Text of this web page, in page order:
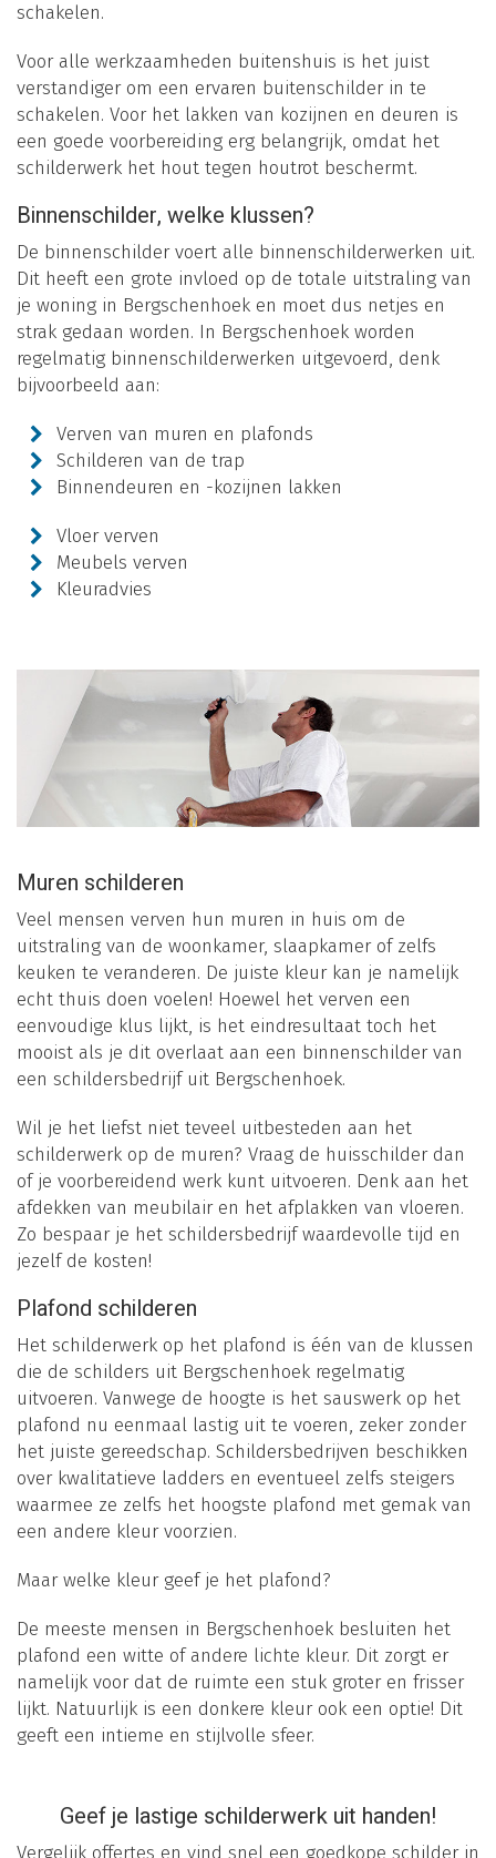
schakelen.
Voor alle werkzaamheden buitenshuis is het juist
verstandiger om een ervaren buitenschilder in te
schakelen. Voor het lakken van kozijnen en deuren is
een goede voorbereiding erg belangrijk, omdat het
schilderwerk het hout tegen houtrot beschermt.
Binnenschilder, welke klussen?
De binnenschilder voert alle binnenschilderwerken uit.
Dit heeft een grote invloed op de totale uitstraling van
je woning in Bergschenhoek en moet dus netjes en
strak gedaan worden. In Bergschenhoek worden
regelmatig binnenschilderwerken uitgevoerd, denk
bijvoorbeeld aan:
Verven van muren en plafonds
Schilderen van de trap
Binnendeuren en -kozijnen lakken
Vloer verven
Meubels verven
Kleuradvies
Muren schilderen
Veel mensen verven hun muren in huis om de
uitstraling van de woonkamer, slaapkamer of zelfs
keuken te veranderen. De juiste kleur kan je namelijk
echt thuis doen voelen! Hoewel het verven een
eenvoudige klus lijkt, is het eindresultaat toch het
mooist als je dit overlaat aan een binnenschilder van
een schildersbedrijf uit Bergschenhoek.
Wil je het liefst niet teveel uitbesteden aan het
schilderwerk op de muren? Vraag de huisschilder dan
of je voorbereidend werk kunt uitvoeren. Denk aan het
afdekken van meubilair en het afplakken van vloeren.
Zo bespaar je het schildersbedrijf waardevolle tijd en
jezelf de kosten!
Plafond schilderen
Het schilderwerk op het plafond is één van de klussen
die de schilders uit Bergschenhoek regelmatig
uitvoeren. Vanwege de hoogte is het sauswerk op het
plafond nu eenmaal lastig uit te voeren, zeker zonder
het juiste gereedschap. Schildersbedrijven beschikken
over kwalitatieve ladders en eventueel zelfs steigers
waarmee ze zelfs het hoogste plafond met gemak van
een andere kleur voorzien.
Maar welke kleur geef je het plafond?
De meeste mensen in Bergschenhoek besluiten het
plafond een witte of andere lichte kleur. Dit zorgt er
namelijk voor dat de ruimte een stuk groter en frisser
lijkt. Natuurlijk is een donkere kleur ook een optie! Dit
geeft een intieme en stijlvolle sfeer.
Geef je lastige schilderwerk uit handen!
Vergelijk offertes en vind snel een goedkope schilder in